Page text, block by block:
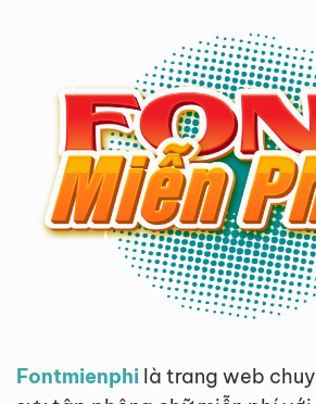
Fontmienphi là trang web